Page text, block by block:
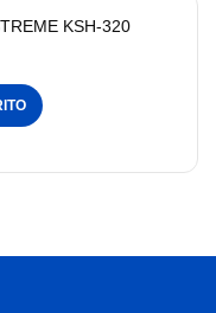
KSH-320